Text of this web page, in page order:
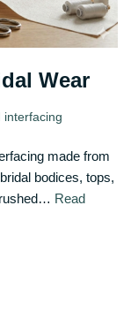
Wear
interfacing
made from
bodices, tops,
Read